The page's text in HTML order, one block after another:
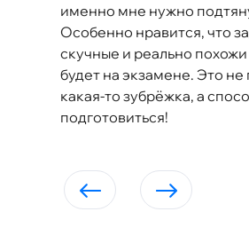
именно мне нужно
Особенно нравится, что
скучные и реально похожи
будет на экзамене. Это не
какая-то зубрёжка, а
подготовиться!